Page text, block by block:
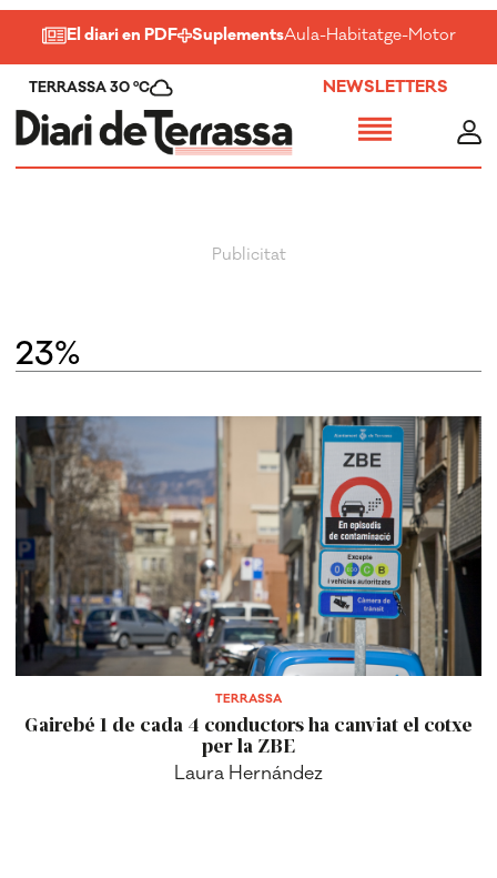
El diari en PDF SuplementsAula-Habitatge-Motor-
TERRASSA 30 ºC NEWSLETTERS
23%
TERRASSA
Gairebé 1 de cada 4 conductors ha canviat el cotxe
per la ZBE
Laura Hernández